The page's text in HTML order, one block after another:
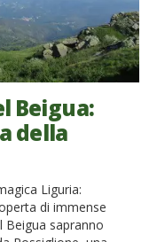
Beigua:
della
Liguria:
di immense
Beigua sapranno